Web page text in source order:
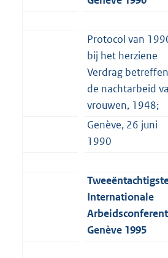
Protocol van
bij het herziene
Verdrag
de nachtarbeid
vrouwen, 1948;
Genève, 26 juni
1990
Internationale
Genève 1995